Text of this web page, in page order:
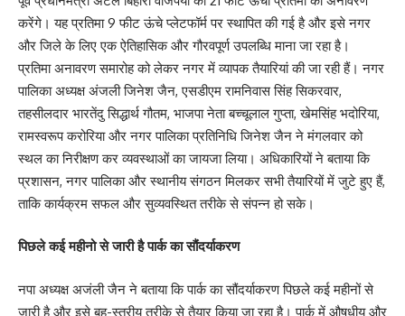
करेंगे। यह प्रतिमा 9 फीट ऊंचे प्लेटफॉर्म पर स्थापित की गई है और इसे नगर
और जिले के लिए एक ऐतिहासिक और गौरवपूर्ण उपलब्धि माना जा रहा है।
प्रतिमा अनावरण समारोह को लेकर नगर में व्यापक तैयारियां की जा रही हैं। नगर
पालिका अध्यक्ष अंजली जिनेश जैन, एसडीएम रामनिवास सिंह सिकरवार,
तहसीलदार भारतेंदु सिद्धार्थ गौतम, भाजपा नेता बच्चूलाल गुप्ता, खेमसिंह भदोरिया,
रामस्वरूप करोरिया और नगर पालिका प्रतिनिधि जिनेश जैन ने मंगलवार को
स्थल का निरीक्षण कर व्यवस्थाओं का जायजा लिया। अधिकारियों ने बताया कि
प्रशासन, नगर पालिका और स्थानीय संगठन मिलकर सभी तैयारियों में जुटे हुए हैं,
ताकि कार्यक्रम सफल और सुव्यवस्थित तरीके से संपन्न हो सके।
पिछले कई महीनो से जारी है पार्क का सौंदर्याकरण
नपा अध्यक्ष अजंली जैन ने बताया कि पार्क का सौंदर्याकरण पिछले कई महीनों से
जारी है और इसे बहु-स्तरीय तरीके से तैयार किया जा रहा है। पार्क में औषधीय और